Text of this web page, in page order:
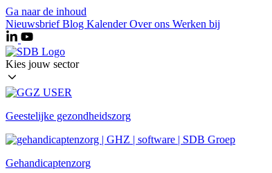
Ga naar de inhoud
NieuwsbriefBlog KalenderOver ons Werken bij
Kies jouw sector
Geestelijke gezondheidszorg
Gehandicaptenzorg